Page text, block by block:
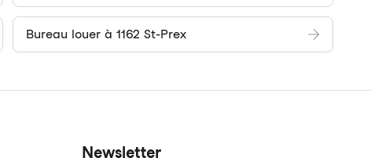
Bureau louer à 1162 St-Prex
Newsletter